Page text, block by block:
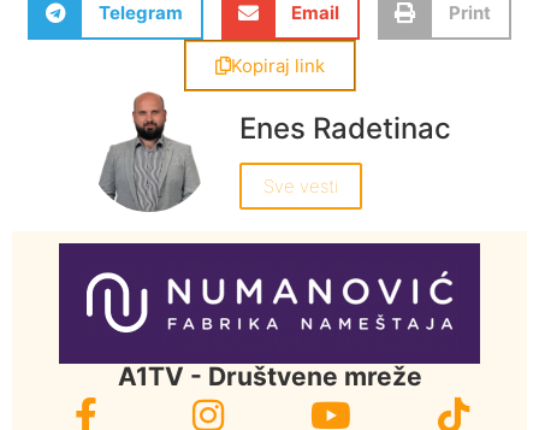
Telegram Email Print
Kopiraj link
Enes Radetinac
Sve vesti
A1TV - Društvene mreže